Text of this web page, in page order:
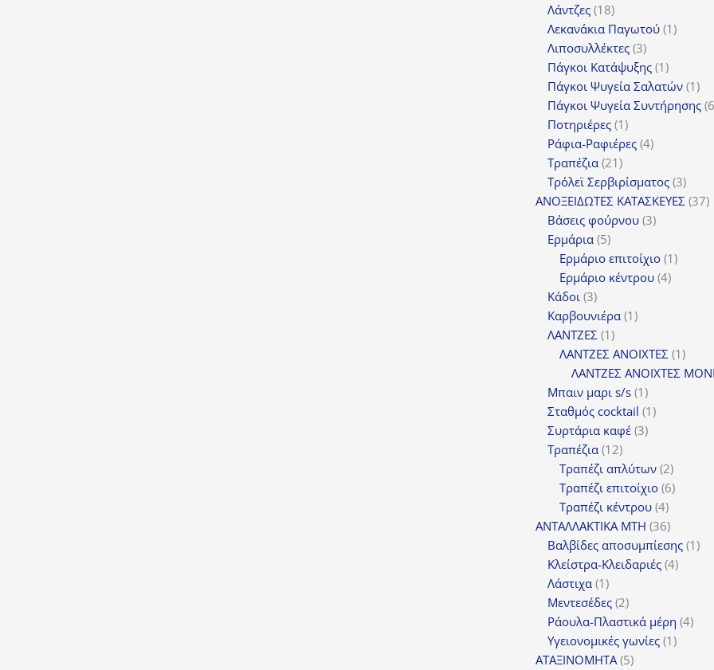
Λάντζες 1818
προϊόντα
Λεκανάκια Παγωτού 11
Λιποσυλλέκτες 33
προϊόντα
Πάγκοι Κατάψυξης 11
προϊόν
Πάγκοι Ψυγεία Σαλατών 11
Πάγκοι Ψυγεία Συντήρησης 6
Ποτηριέρες 11
προϊόν
Ράφια-Ραφιέρες 44
Τραπέζια 2121
προϊόντα
Τρόλεϊ Σερβιρίσματος 33
ΑΝΟΞΕΙΔΩΤΕΣ ΚΑΤΑΣΚΕΥΕΣ 3737
Βάσεις φούρνου 33
Ερμάρια 55
προϊόντα
Ερμάριο επιτοίχιο 11
Ερμάριο κέντρου 44
Κάδοι 33
προϊόντα
Καρβουνιέρα 11
ΛΑΝΤΖΕΣ 11
προϊόν
ΛΑΝΤΖΕΣ ΑΝΟΙΧΤΕΣ 11
ΛΑΝΤΖΕΣ ΑΝΟΙΧΤΕΣ
Μπαιν μαρι s/s 11
προϊόν
Σταθμός cocktail 11
Συρτάρια καφέ 33
Τραπέζια 1212
προϊόντα
Τραπέζι απλύτων 22
προϊόντα
Τραπέζι επιτοίχιο 66
Τραπέζι κέντρου 44
προϊόντα
ΑΝΤΑΛΛΑΚΤΙΚΑ MTH 3636
προϊόντα
Βαλβίδες αποσυμπίεσης 11
Κλείστρα-Κλειδαριές 44
Λάστιχα 11
προϊόν
Μεντεσέδες 22
προϊόντα
Ράουλα-Πλαστικά μέρη 44
Υγειονομικές γωνίες 11
ΑΤΑΞΙΝΟΜΗΤΑ 55